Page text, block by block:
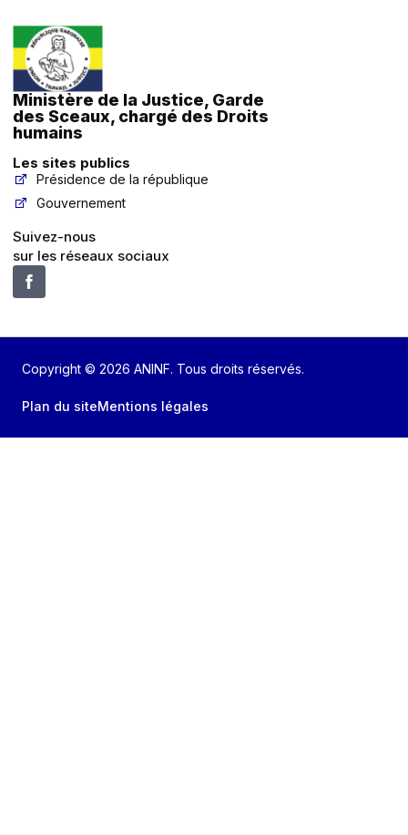
Ministère de la Justice, Garde
des Sceaux, chargé des Droits
humains
Les sites publics
Présidence de la république
Gouvernement
Suivez-nous
sur les réseaux sociaux
Copyright © 2026 ANINF. Tous droits réservés.
Plan du siteMentions légales